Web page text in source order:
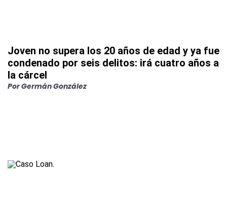
Joven no supera los 20 años de edad y ya fue
condenado por seis delitos: irá cuatro años a
la cárcel
PorGermán González